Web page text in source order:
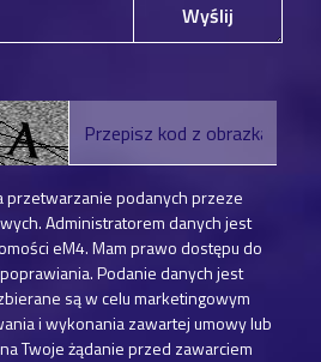
Wyślij
przetwarzanie podanych przeze
Administratorem danych jest
eM4. Mam prawo dostępu do
Podanie danych jest
są w celu marketingowym
i wykonania zawartej umowy lub
Twoje żądanie przed zawarciem